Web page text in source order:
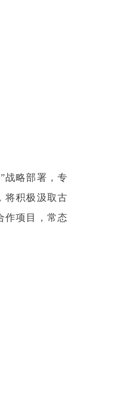
战略部署，专
将积极汲取古
作项目，常态